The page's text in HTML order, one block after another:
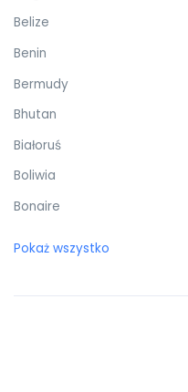
Belize
Benin
Bermudy
Bhutan
Białoruś
Boliwia
Bonaire
Brazylia
Pokaż wszystko